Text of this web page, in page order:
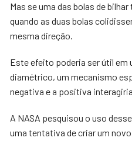
Mas se uma das bolas de
quando as duas bolas
mesma direção.
Este efeito poderia ser útil
diamétrico, um mecanismo
negativa e a positiva
A NASA pesquisou o uso
uma tentativa de criar um